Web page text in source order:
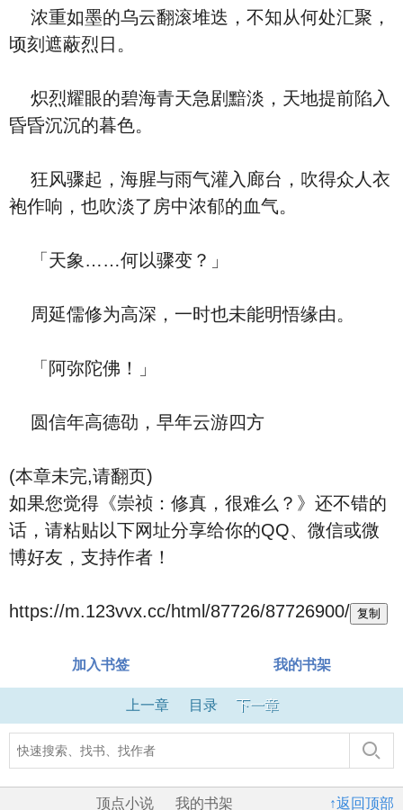
浓重如墨的乌云翻滚堆迭，不知从何处汇聚，
顷刻遮蔽烈日。
炽烈耀眼的碧海青天急剧黯淡，天地提前陷入
昏昏沉沉的暮色。
狂风骤起，海腥与雨气灌入廊台，吹得众人衣
袍作响，也吹淡了房中浓郁的血气。
「天象……何以骤变？」
周延儒修为高深，一时也未能明悟缘由。
「阿弥陀佛！」
圆信年高德劭，早年云游四方
(本章未完,请翻页)
如果您觉得《崇祯：修真，很难么？》还不错的
话，请粘贴以下网址分享给你的QQ、微信或微
博好友，支持作者！
https://m.123vvx.cc/html/87726/87726900/ 复制
加入书签 我的书架
上一章 目录 下一章
↑返回顶部
顶点小说 我的书架